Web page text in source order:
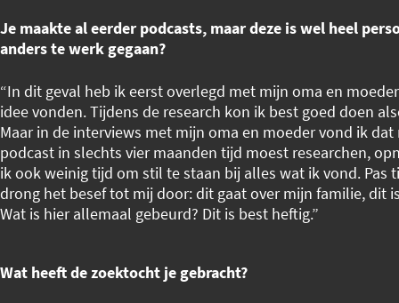
Je maakte al eerder podcasts, maar deze is wel heel
anders te werk gegaan?
“In dit geval heb ik eerst overlegd met mijn oma en
idee vonden. Tijdens de research kon ik best goed doen
Maar in de interviews met mijn oma en moeder vond ik
podcast in slechts vier maanden tijd moest researchen,
ik ook weinig tijd om stil te staan bij alles wat ik vond. Pas
drong het besef tot mij door: dit gaat over mijn familie, dit
Wat is hier allemaal gebeurd? Dit is best heftig.”
Wat heeft de zoektocht je gebracht?